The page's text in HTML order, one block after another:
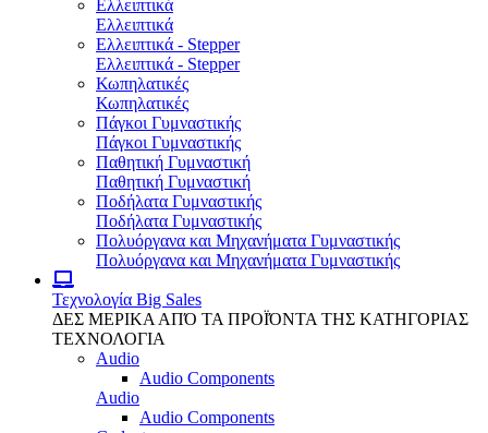
Ελλειπτικά
Ελλειπτικά
Ελλειπτικά - Stepper
Ελλειπτικά - Stepper
Κωπηλατικές
Κωπηλατικές
Πάγκοι Γυμναστικής
Πάγκοι Γυμναστικής
Παθητική Γυμναστική
Παθητική Γυμναστική
Ποδήλατα Γυμναστικής
Ποδήλατα Γυμναστικής
Πολυόργανα και Μηχανήματα Γυμναστικής
Πολυόργανα και Μηχανήματα Γυμναστικής
Τεχνολογία Big Sales
ΔΕΣ ΜΕΡΙΚΑ ΑΠΌ ΤΑ ΠΡΟΪΌΝΤΑ ΤΗΣ ΚΑΤΗΓΟΡΙΑΣ
ΤΕΧΝΟΛΟΓΙΑ
Audio
Audio Components
Audio
Audio Components